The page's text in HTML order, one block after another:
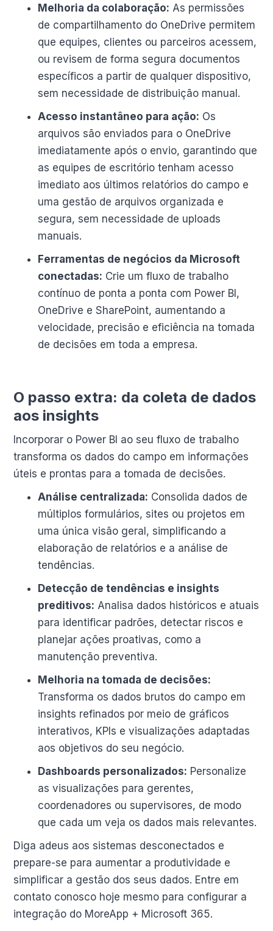
Melhoria da colaboração: As permissões
de compartilhamento do OneDrive permitem
que equipes, clientes ou parceiros acessem,
ou revisem de forma segura documentos
específicos a partir de qualquer dispositivo,
sem necessidade de distribuição manual.
Acesso instantâneo para ação: Os
arquivos são enviados para o OneDrive
imediatamente após o envio, garantindo que
as equipes de escritório tenham acesso
imediato aos últimos relatórios do campo e
uma gestão de arquivos organizada e
segura, sem necessidade de uploads
manuais.
Ferramentas de negócios da Microsoft
conectadas: Crie um fluxo de trabalho
contínuo de ponta a ponta com Power BI,
OneDrive e SharePoint, aumentando a
velocidade, precisão e eficiência na tomada
de decisões em toda a empresa.
O passo extra: da coleta de dados
aos insights
Incorporar o Power BI ao seu fluxo de trabalho
transforma os dados do campo em informações
úteis e prontas para a tomada de decisões.
Análise centralizada: Consolida dados de
múltiplos formulários, sites ou projetos em
uma única visão geral, simplificando a
elaboração de relatórios e a análise de
tendências.
Detecção de tendências e insights
preditivos: Analisa dados históricos e atuais
para identificar padrões, detectar riscos e
planejar ações proativas, como a
manutenção preventiva.
Melhoria na tomada de decisões:
Transforma os dados brutos do campo em
insights refinados por meio de gráficos
interativos, KPIs e visualizações adaptadas
aos objetivos do seu negócio.
Dashboards personalizados: Personalize
as visualizações para gerentes,
coordenadores ou supervisores, de modo
que cada um veja os dados mais relevantes.
Diga adeus aos sistemas desconectados e
prepare-se para aumentar a produtividade e
simplificar a gestão dos seus dados. Entre em
contato conosco hoje mesmo para configurar a
integração do MoreApp + Microsoft 365.